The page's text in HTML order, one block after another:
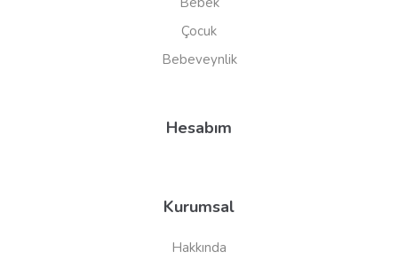
Çocuk
Bebeveynlik
Hesabım
Kurumsal
Hakkında